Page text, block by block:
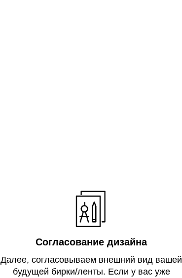
Согласование дизайна
Далее, согласовываем внешний вид вашей
будущей бирки/ленты. Если у вас уже